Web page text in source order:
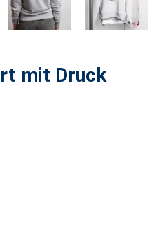
mit Druck